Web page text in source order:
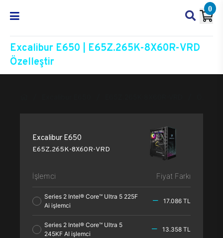
0
Excalibur E650 | E65Z.265K-8X60R-VRD
Özelleştir
Excalibur E650
E65Z.265K-8X60R-VRD
İşlemci Fiyat Farkı
Series 2 Intel® Core™ Ultra 5 225F
Ai işlemci
17.086 TL
Series 2 Intel® Core™ Ultra 5
245KF AI işlemci
13.358 TL